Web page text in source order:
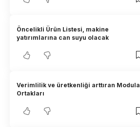
Öncelikli Ürün Listesi, makine
yatırımlarına can suyu olacak
Verimlilik ve üretkenliği arttıran Modula
Ortakları